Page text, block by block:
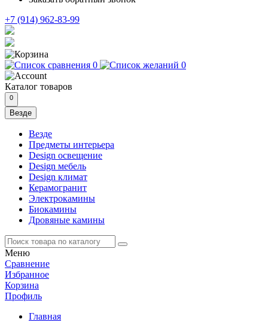
+7 (914) 962-83-99
0 0
Каталог товаров
0
Везде
Везде
Предметы интерьера
Design освещение
Design мебель
Design климат
Керамогранит
Электрокамины
Биокамины
Дровяные камины
Меню
Сравнение
Избранное
Корзина
Профиль
Главная